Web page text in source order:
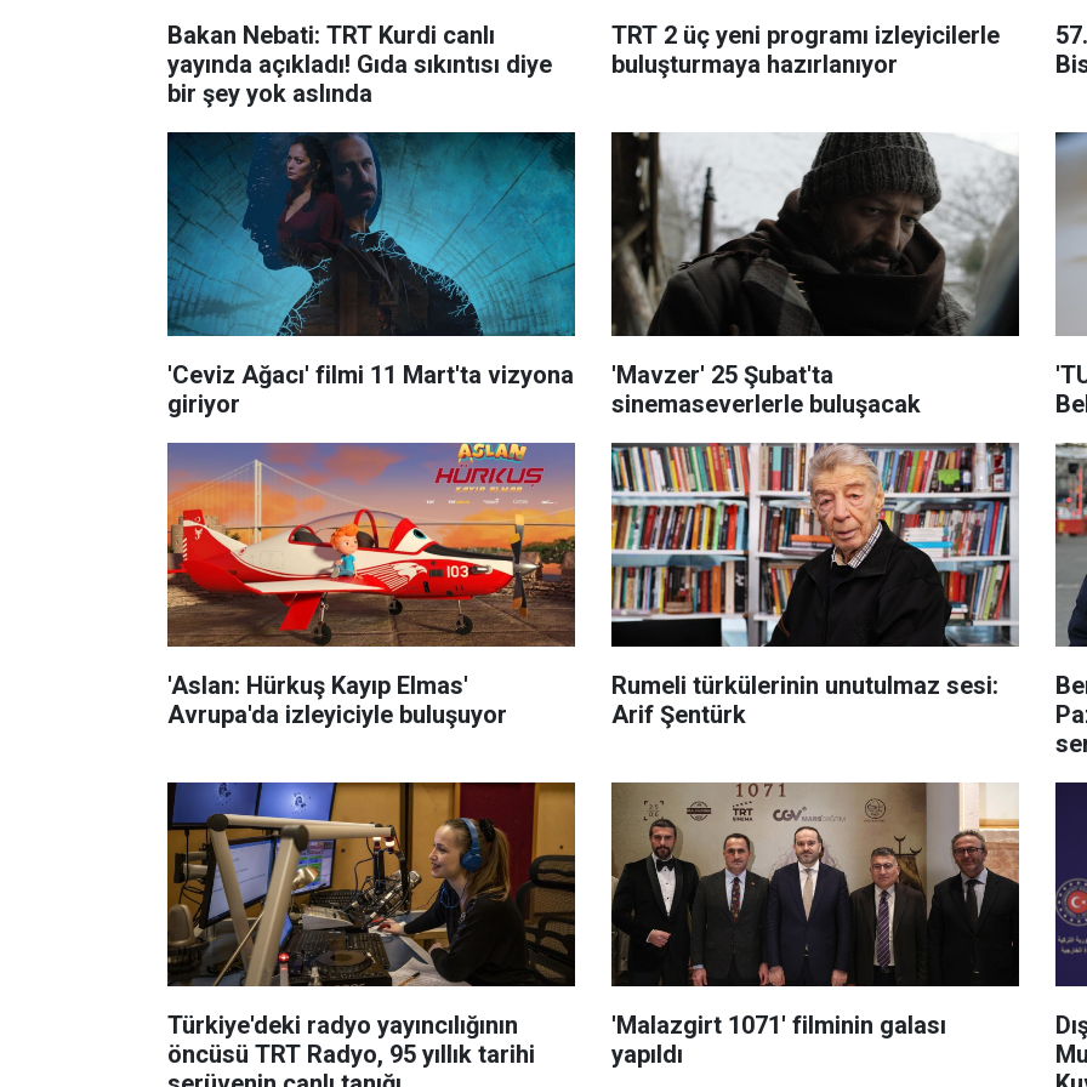
Bakan Nebati: TRT Kurdi canlı
yayında açıkladı! Gıda sıkıntısı diye
bir şey yok aslında
TRT 2 üç yeni programı izleyicilerle
buluşturmaya hazırlanıyor
'Ceviz Ağacı' filmi 11 Mart'ta vizyona
giriyor
'Mavzer' 25 Şubat'ta
sinemaseverlerle buluşacak
'Aslan: Hürkuş Kayıp Elmas'
Avrupa'da izleyiciyle buluşuyor
Rumeli türkülerinin unutulmaz sesi:
Arif Şentürk
Türkiye'deki radyo yayıncılığının
öncüsü TRT Radyo, 95 yıllık tarihi
'Malazgirt 1071' filminin galası
yapıldı